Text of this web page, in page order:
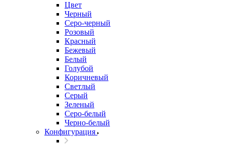
Цвет
Черный
Серо-черный
Розовый
Красный
Бежевый
Белый
Голубой
Коричневый
Светлый
Серый
Зеленый
Серо-белый
Черно-белый
Конфигурация